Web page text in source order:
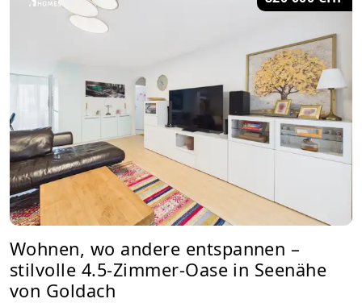
Wohnen, wo andere entspannen –
stilvolle 4.5-Zimmer-Oase in Seenähe
von Goldach